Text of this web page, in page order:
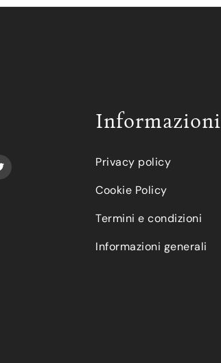
Informazioni
Privacy policy
Cookie Policy
Termini e condizioni
Informazioni generali